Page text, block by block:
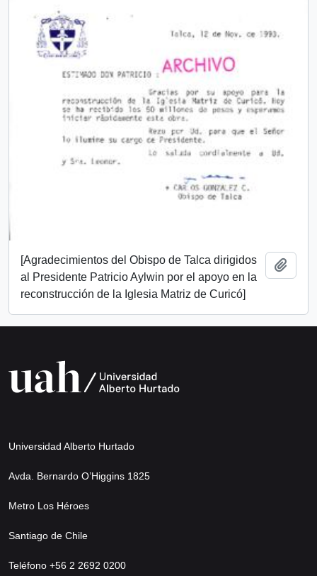
[Agradecimientos del Obispo de Talca dirigidos
al Presidente Patricio Aylwin por el apoyo en la
reconstrucción de la Iglesia Matriz de Curicó]
Universidad Alberto Hurtado
Avda. Bernardo O’Higgins 1825
Metro Los Héroes
Santiago de Chile
Teléfono +56 2 2692 0200